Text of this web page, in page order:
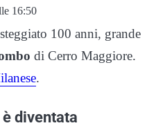
16:50
100 anni, grande
di Cerro Maggiore.
.
diventata